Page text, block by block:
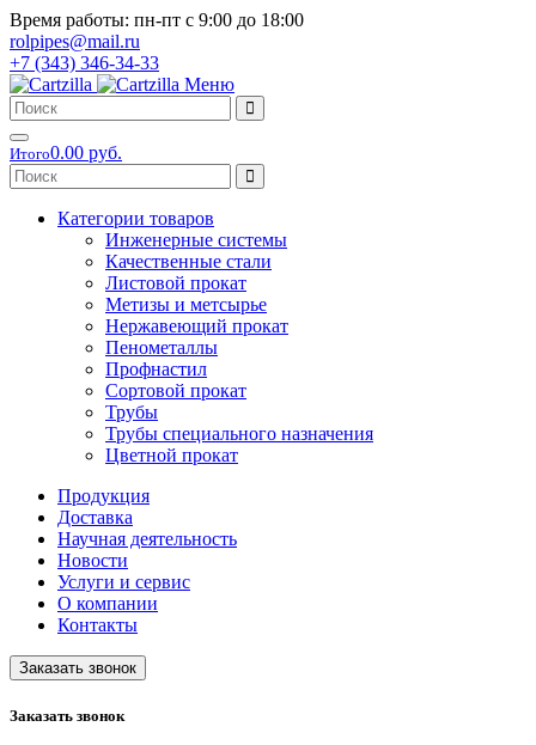
Время работы: пн-пт с 9:00 до 18:00
rolpipes@mail.ru
+7 (343) 346-34-33
Меню
Итого0.00 руб.
Категории товаров
Инженерные системы
Качественные стали
Листовой прокат
Метизы и метсырье
Нержавеющий прокат
Пенометаллы
Профнастил
Сортовой прокат
Трубы
Трубы специального назначения
Цветной прокат
Продукция
Доставка
Научная деятельность
Новости
Услуги и сервис
О компании
Контакты
Заказать звонок
Заказать звонок